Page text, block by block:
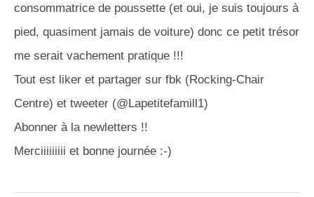
consommatrice de poussette (et oui, je suis toujours à
pied, quasiment jamais de voiture) donc ce petit trésor
me serait vachement pratique !!!
Tout est liker et partager sur fbk (Rocking-Chair
Centre) et tweeter (@Lapetitefamill1)
Abonner à la newletters !!
Merciiiiiiiii et bonne journée :-)